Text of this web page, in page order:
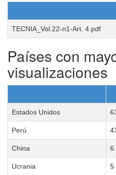
TECNIA_Vol.22-n1-Art. 4.pdf
Países con
visualizaciones
Estados Unidos
Perú
China 6
Ucrania 5